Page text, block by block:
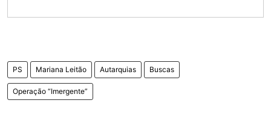
PS Mariana Leitão Autarquias Buscas
Operação “Imergente”